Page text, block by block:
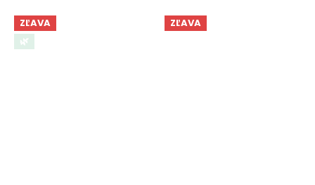
ZĽAVA
🌿
ZĽAVA